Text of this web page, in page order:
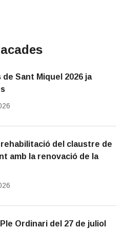
de Sant Miquel 2026 ja
rehabilitació del claustre de
amb la renovació de la
Ordinari del 27 de juliol